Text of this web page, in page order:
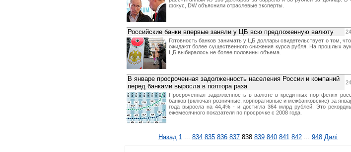
фокус, DW объяснили отраслевые эксперты.
Российские банки впервые заняли у ЦБ всю предложенную валюту
Готовность банков занимать у ЦБ доллары свидетельствует о том,
ожидают более существенного снижения курса рубля. На прошлых
ЦБ выбиралось не более половины объема.
В январе просроченная задолженность населения России и компаний
перед банками выросла в полтора раза
Просроченная задолженность в валюте в кредитных портфелях
банков (включая розничные, корпоративные и межбанковские) за
года выросла на 44,4% - и достигла 364 млрд рублей. Это
ежемесячного показателя по просрочке с 2008 года.
Назад 1 ... 834 835 836 837 838 839 840 841 842 ... 948 Далі